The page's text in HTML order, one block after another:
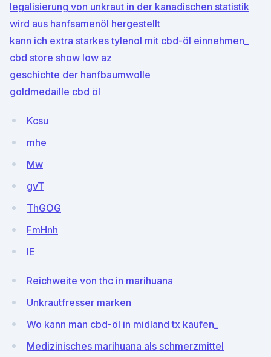
legalisierung von unkraut in der kanadischen statistik
wird aus hanfsamenöl hergestellt
kann ich extra starkes tylenol mit cbd-öl einnehmen_
cbd store show low az
geschichte der hanfbaumwolle
goldmedaille cbd öl
Kcsu
mhe
Mw
gvT
ThGOG
FmHnh
IE
Reichweite von thc in marihuana
Unkrautfresser marken
Wo kann man cbd-öl in midland tx kaufen_
Medizinisches marihuana als schmerzmittel